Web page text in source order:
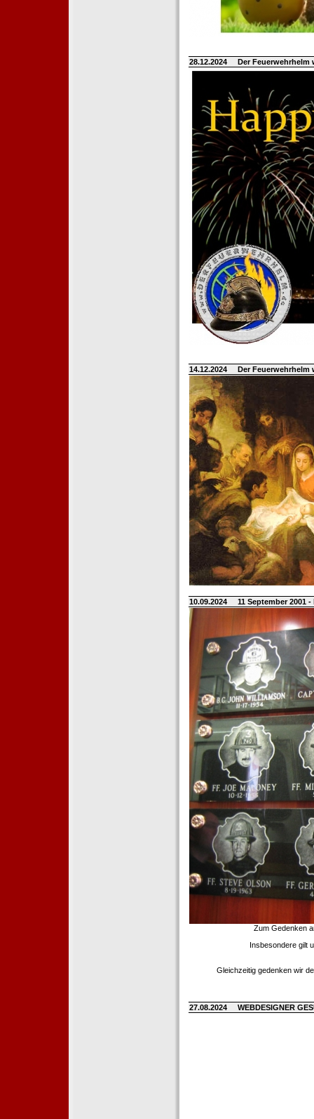
28.12.2024 Der
14.12.2024 Der
10.09.2024 11 September 2001
Zum Gedenken
Insbesondere gilt
Gleichzeitig gedenken wir
27.08.2024 WEBDESIGNER